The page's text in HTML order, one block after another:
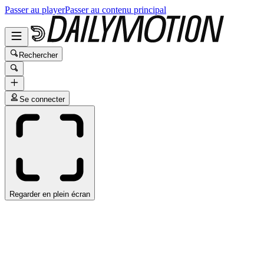
Passer au playerPasser au contenu principal
Rechercher
Se connecter
Regarder en plein écran